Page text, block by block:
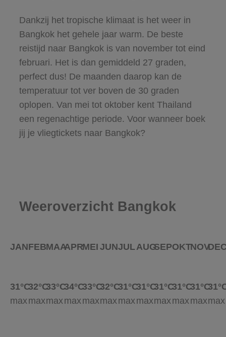
Dankzij het tropische klimaat is het weer in
Bangkok het gehele jaar warm. De beste
reistijd naar Bangkok is van november tot eind
februari. Het is dan gemiddeld 27 graden,
perfect dus! De maanden daarop kan de
temperatuur tot ver boven de 30 graden
oplopen. Van mei tot oktober kent Thailand
een regenachtige periode. Voor wanneer boek
jij je vliegtickets naar Bangkok?
Weeroverzicht Bangkok
JAN
31°C
max
FEB
32°C
max
MAA
33°C
max
APR
34°C
max
MEI
33°C
max
JUN
32°C
max
JUL
31°C
max
AUG
31°C
max
SEP
31°C
max
OKT
31°C
max
NOV
31°C
maxmax